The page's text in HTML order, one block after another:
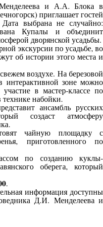
и А.А. Блока в
приглашает гостей
выбрана не случайно:
Купалы и объединит
дворянской усадьбы.
экскурсии по усадьбе, во
об истории этого места и
воздухе. На березовой
интерактивной зоне можно
в мастер-классе по
набойки.
ансамбль русских
создаст атмосферу
чайную площадку с
приготовленного по
по созданию куклы-
оберега, который
.
информация доступны
Д.И. Менделеева и